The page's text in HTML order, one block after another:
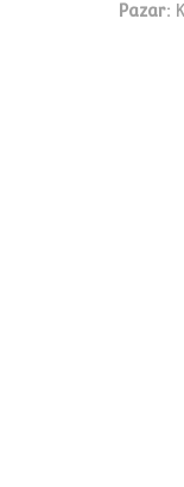
Pazar: